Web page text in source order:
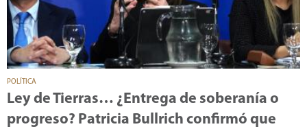
POLÍTICA
Ley de Tierras… ¿Entrega de soberanía o
progreso? Patricia Bullrich confirmó que